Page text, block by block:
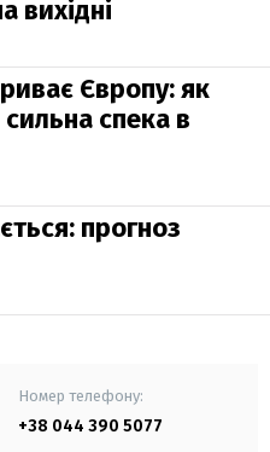
вихідні
Європу: як
спека в
прогноз
Номер телефону:
+38 044 390 5077